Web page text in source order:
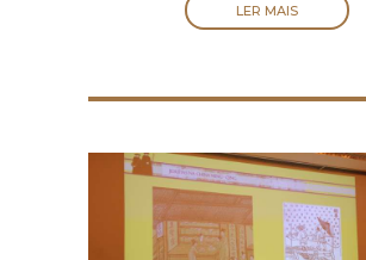
LER MAIS